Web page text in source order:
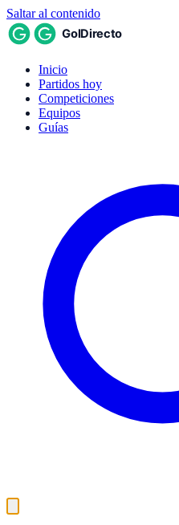
Saltar al contenido
Inicio
Partidos hoy
Competiciones
Equipos
Guías